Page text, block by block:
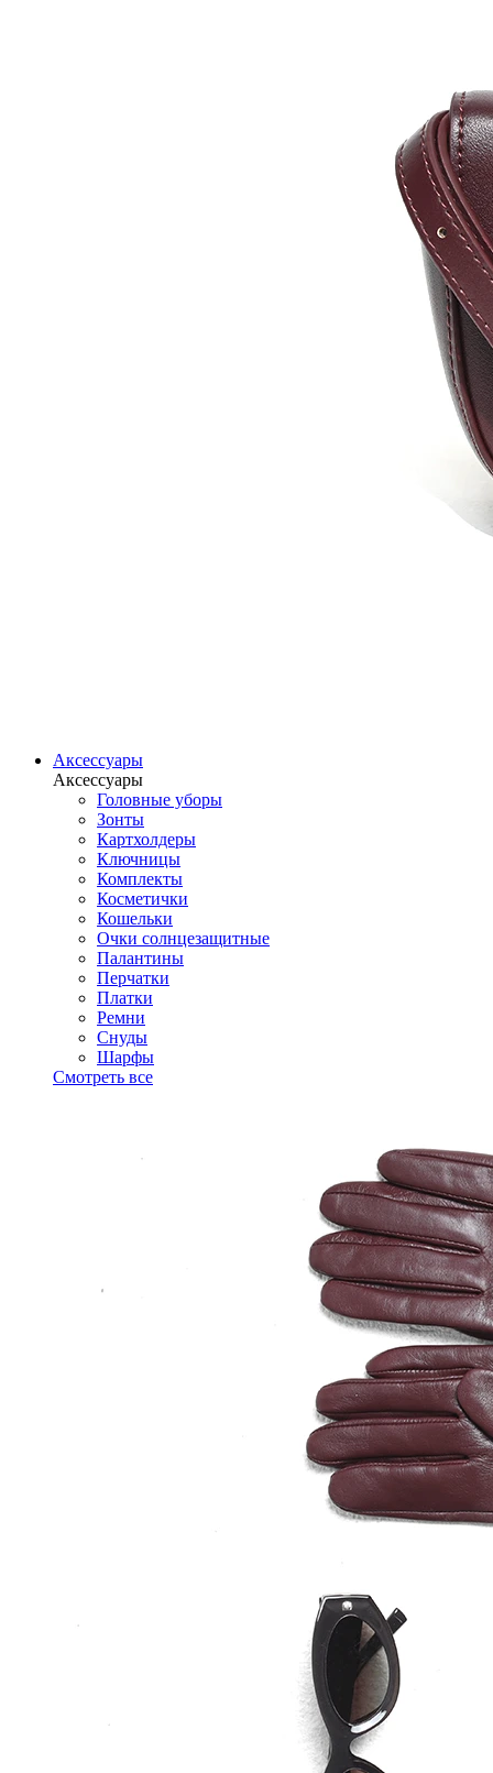
Аксессуары
Аксессуары
Головные уборы
Зонты
Картхолдеры
Ключницы
Комплекты
Косметички
Кошельки
Очки солнцезащитные
Палантины
Перчатки
Платки
Ремни
Снуды
Шарфы
Смотреть все